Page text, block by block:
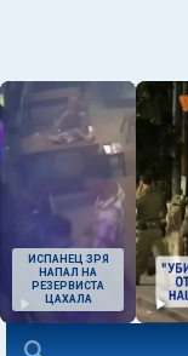
ИСПАНЕЦ ЗРЯ
НАПАЛ НА
РЕЗЕРВИСТА
ЦАХАЛА